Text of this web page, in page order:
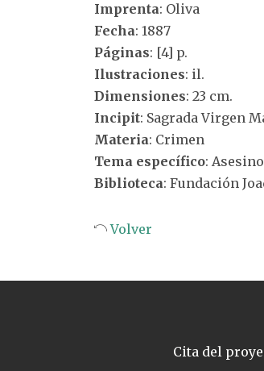
Imprenta: Oliva
Fecha: 1887
Páginas: [4] p.
Ilustraciones: il.
Dimensiones: 23 cm.
Incipit: Sagrada Virgen
Materia: Crimen
Tema específico:
Biblioteca: Fundación
Volver
Cita del